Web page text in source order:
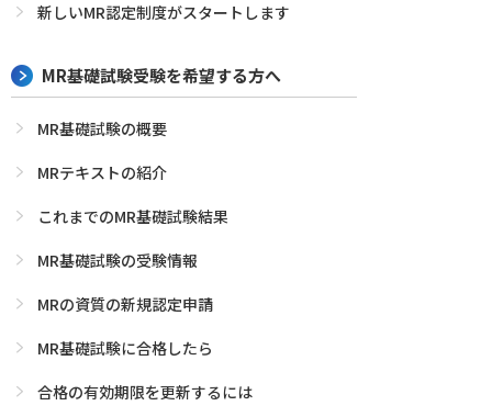
新しいMR認定制度がスタートします
MR基礎試験受験を希望する方へ
MR基礎試験の概要
MRテキストの紹介
これまでのMR基礎試験結果
MR基礎試験の受験情報
MRの資質の新規認定申請
MR基礎試験に合格したら
合格の有効期限を更新するには